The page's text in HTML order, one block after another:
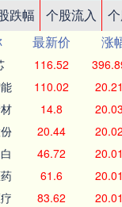
跌幅 个股流入
最新价 涨
116.52
110.02
14.8
20.44
46.72
61.6
83.62